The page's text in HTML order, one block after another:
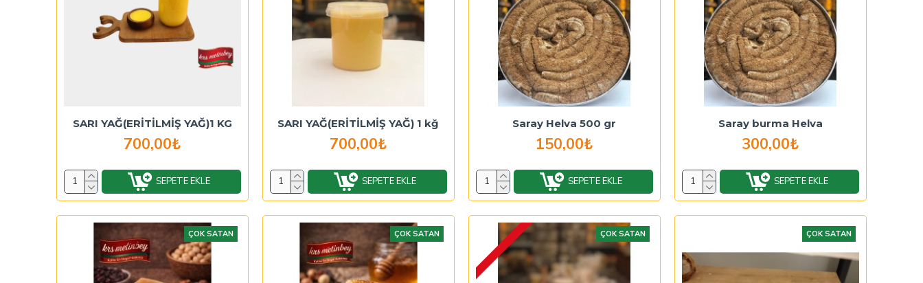
SARI YAĞ(ERİTİLMİŞ YAĞ)1 KG
700,00₺
SEPETE EKLE
SARI YAĞ(ERİTİLMİŞ YAĞ) 1 kğ
700,00₺
SEPETE EKLE
Saray Helva 500 gr
150,00₺
SEPETE EKLE
Saray burma Helva
300,00₺
SEPETE EKLE
ÇOK SATAN ÇOK SATAN ÇOK SATAN ÇOK SATAN